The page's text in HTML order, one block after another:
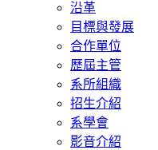
沿革
目標與發展
合作單位
歷屆主管
系所組織
招生介紹
系學會
影音介紹